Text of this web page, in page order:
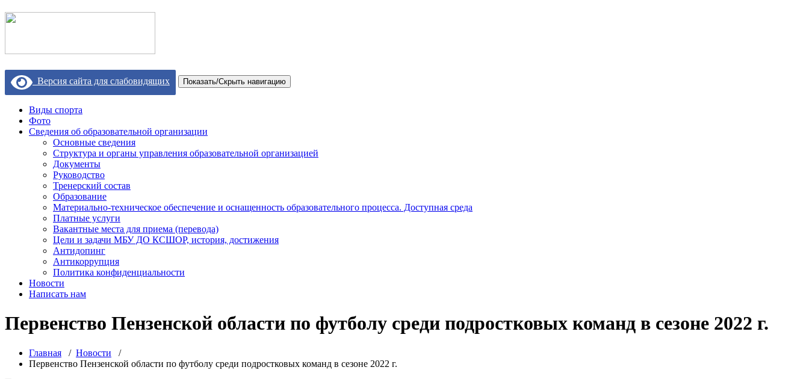
Версия сайта для слабовидящих Показать/Скрыть навигацию
Виды спорта
Фото
Сведения об образовательной организации
Основные сведения
Структура и органы управления образовательной организацией
Документы
Руководство
Тренерский состав
Образование
Материально-техническое обеспечение и оснащенность образовательного процесса. Доступная среда
Платные услуги
Вакантные места для приема (перевода)
Цели и задачи МБУ ДО КСШОР, история, достижения
Антидопинг
Антикоррупция
Политика конфиденциальности
Новости
Написать нам
Первенство Пензенской области по футболу среди подростковых команд в сезоне 2022 г.
Главная / Новости /
Первенство Пензенской области по футболу среди подростковых команд в сезоне 2022 г.